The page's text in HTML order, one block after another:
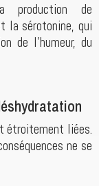
production de
la sérotonine, qui
de l'humeur, du
étroitement liées.
ne se